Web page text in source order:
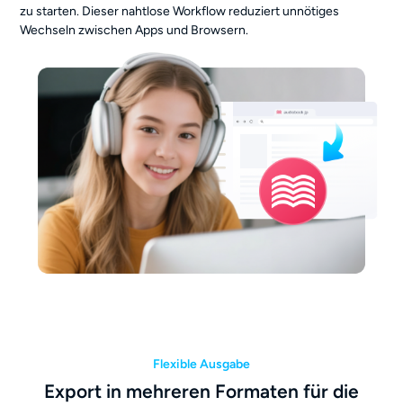
zu starten. Dieser nahtlose Workflow reduziert unnötiges
Wechseln zwischen Apps und Browsern.
Flexible Ausgabe
Export in mehreren Formaten für die